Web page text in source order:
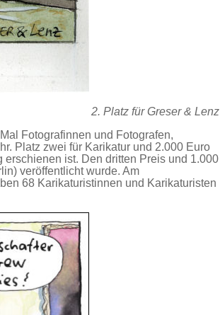
2. Platz für Greser & Lenz
Fotografinnen und Fotografen,
Platz zwei für Karikatur und 2.000 Euro
ist. Den dritten Preis und 1.000
veröffentlicht wurde. Am
68 Karikaturistinnen und Karikaturisten